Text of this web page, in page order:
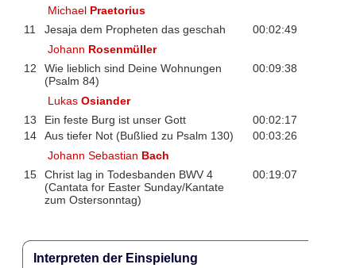
Michael Praetorius
11
Jesaja dem Propheten das geschah
00:02:49
Johann Rosenmüller
12
Wie lieblich sind Deine Wohnungen
(Psalm 84)
00:09:38
LukasOsiander
13
Ein feste Burg ist unser Gott
00:02:17
14
Aus tiefer Not (Bußlied zu Psalm 130)
00:03:26
Johann Sebastian Bach
15
Christ lag in Todesbanden BWV 4
(Cantata for Easter Sunday/Kantate
zum Ostersonntag)
00:19:07
Interpreten der Einspielung